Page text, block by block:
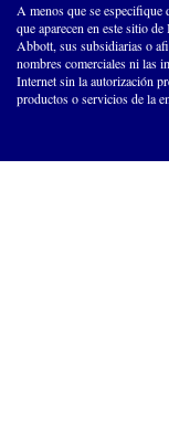
A menos que se
que aparecen en este sitio
Abbott, sus subsidiarias o
nombres comerciales ni las
Internet sin la autorización
productos o servicios de la